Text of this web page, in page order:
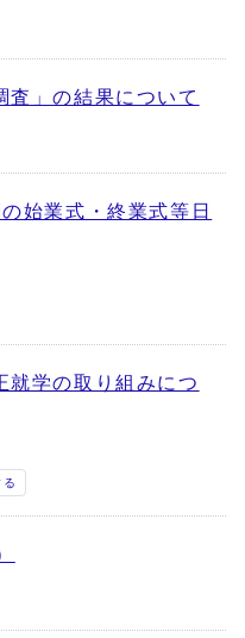
査」の結果について
始業式・終業式等日
学の取り組みにつ